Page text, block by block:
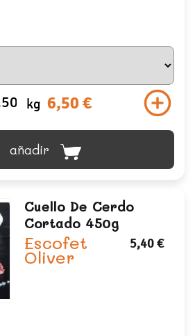
kg 6,50 €
añadir
Cuello De Cerdo
Cortado 450g
Escofet
Oliver
5,40 €